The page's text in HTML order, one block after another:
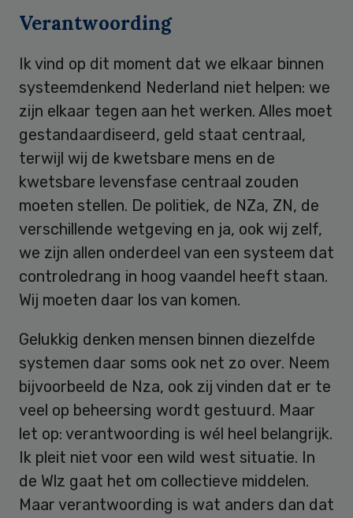
Verantwoording
Ik vind op dit moment dat we elkaar binnen
systeemdenkend Nederland niet helpen: we
zijn elkaar tegen aan het werken. Alles moet
gestandaardiseerd, geld staat centraal,
terwijl wij de kwetsbare mens en de
kwetsbare levensfase centraal zouden
moeten stellen. De politiek, de NZa, ZN, de
verschillende wetgeving en ja, ook wij zelf,
we zijn allen onderdeel van een systeem dat
controledrang in hoog vaandel heeft staan.
Wij moeten daar los van komen.
Gelukkig denken mensen binnen diezelfde
systemen daar soms ook net zo over. Neem
bijvoorbeeld de Nza, ook zij vinden dat er te
veel op beheersing wordt gestuurd. Maar
let op: verantwoording is wél heel belangrijk.
Ik pleit niet voor een wild west situatie. In
de Wlz gaat het om collectieve middelen.
Maar verantwoording is wat anders dan dat